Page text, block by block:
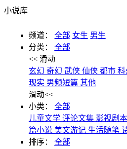
小说库
频道： 全部 女生 男生
分类：
全部
<< 滑动
玄幻 奇幻 武侠 仙侠 都市 科
现实 男频短篇 其他
滑动<<
小类：
全部
儿童文学 评论文集 影视剧本
篇小说 美文游记 生活随笔
排序：
全部